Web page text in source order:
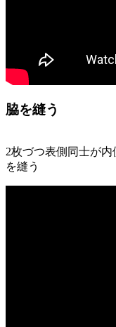
脇を縫う
2枚づつ表側同士が
を縫う